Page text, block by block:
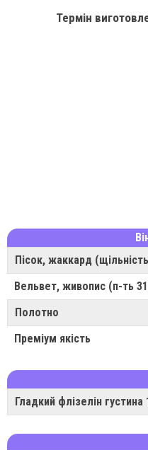
Термін
Пісок, жаккард
Вельвет, живопис (п-ть
Полотно
Преміум якість
Гладкий флізелін